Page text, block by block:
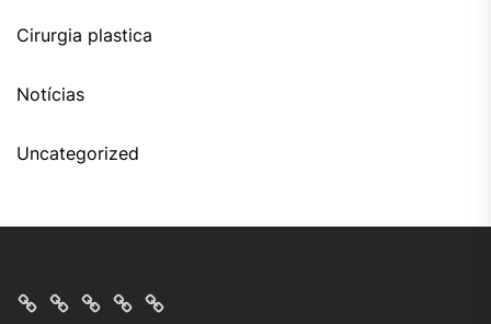
Cirurgia plastica
Notícias
Uncategorized
HomeQuemContato
Conheca
Politica